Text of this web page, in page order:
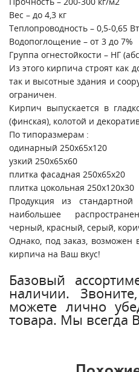
Вес – до 4,3 кг
Теплопроводность – 0,5-0,65
Водопоглощение – от 3 до 7%
Группа огнестойкости – НГ
Из этого кирпича строят как
так и высотные здания и
ограничен.
Кирпич выпускается в
(финская), колотой и
По типоразмерам :
одинарный 250х65х120
узкий 250х65х60
плитка фасадная 250х65х20
плитка цокольная 250х120х30
Продукция из
наибольшее
черный, красный, серый,
Однако, под заказ, возможен
кирпича на Ваш вкус!
Базовый
наличии.
можете лично
товара. Мы всегда